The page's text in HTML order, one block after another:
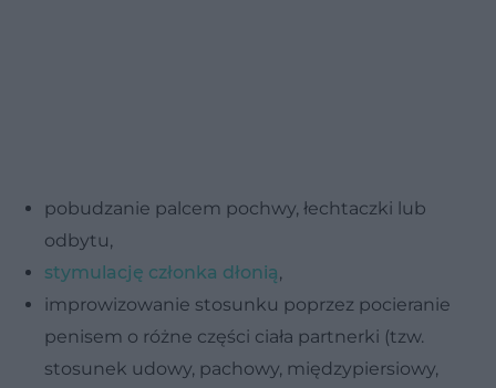
pobudzanie palcem pochwy, łechtaczki lub
odbytu,
stymulację członka dłonią,
improwizowanie stosunku poprzez pocieranie
penisem o różne części ciała partnerki (tzw.
stosunek udowy, pachowy, międzypiersiowy,